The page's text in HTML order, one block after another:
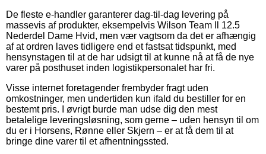
De fleste e-handler garanterer dag-til-dag levering på
massevis af produkter, eksempelvis Wilson Team ll 12.5
Nederdel Dame Hvid, men vær vagtsom da det er afhængig
af at ordren laves tidligere end et fastsat tidspunkt, med
hensynstagen til at de har udsigt til at kunne nå at få de nye
varer på posthuset inden logistikpersonalet har fri.
Visse internet foretagender frembyder fragt uden
omkostninger, men undertiden kun ifald du bestiller for en
bestemt pris. I øvrigt burde man udse dig den mest
betalelige leveringsløsning, som gerne – uden hensyn til om
du er i Horsens, Rønne eller Skjern – er at få dem til at
bringe dine varer til et afhentningssted.